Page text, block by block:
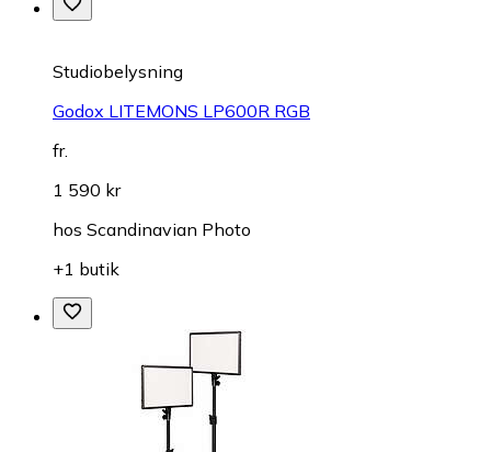
Studiobelysning
Godox LITEMONS LP600R RGB
fr.
1 590 kr
hos Scandinavian Photo
+1 butik